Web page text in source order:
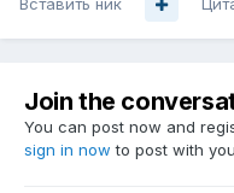
Вставить ник
Join the
You can post now and
sign in now to post with